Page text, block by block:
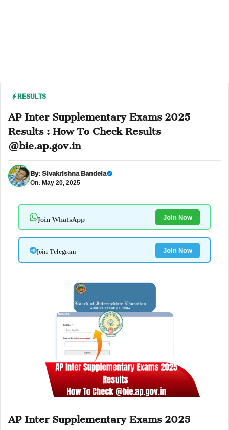
RESULTS
AP Inter Supplementary Exams 2025
Results : How To Check Results
@bie.ap.gov.in
By:Sivakrishna Bandela
On: May 20, 2025
Join WhatsApp Join Now
Join Telegram Join Now
AP Inter Supplementary Exams 2025